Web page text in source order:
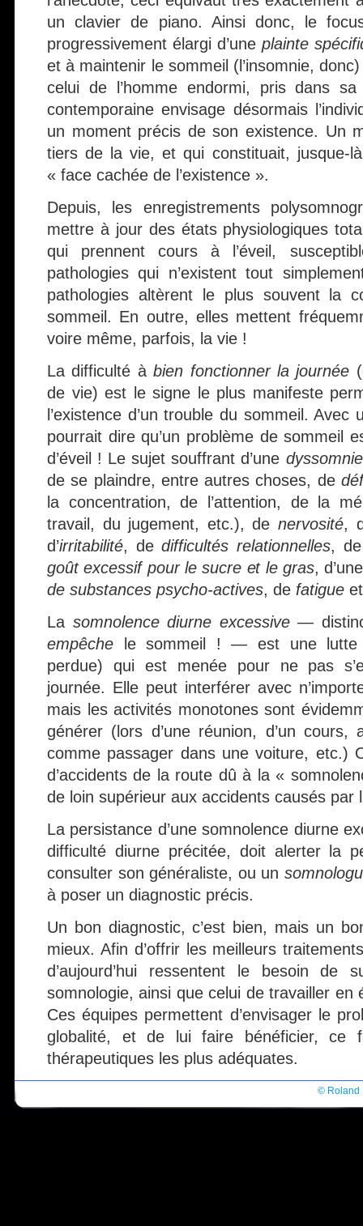
un clavier de piano. Ainsi donc, le
progressivement élargi d’une plainte
et à maintenir le sommeil (l’insomnie,
celui de l’homme endormi, pris dans
contemporaine envisage désormais
un moment précis de son existence. Un
tiers de la vie, et qui constituait, jusque-
« face cachée de l’existence ».
Depuis, les enregistrements
mettre à jour des états physiologiques
qui prennent cours à l’éveil,
pathologies qui n’existent tout
pathologies altèrent le plus souvent la
sommeil. En outre, elles mettent
voire même, parfois, la vie !
La difficulté àbien fonctionner la journée
de vie) est le signe le plus manifeste
l’existence d’un trouble du sommeil.
pourrait dire qu’un problème de sommeil
d’éveil ! Le sujet souffrant d’une dyssomnie
de se plaindre, entre autres choses, de
la concentration, de l’attention, de la
travail, du jugement, etc.), denervosité,
d’irritabilité, dedifficultés relationnelles,
goût excessif pour le sucre et le gras,
de substances psycho-actives, de fatigue
La somnolence diurne excessive—
empêche le sommeil ! — est une lutte
perdue) qui est menée pour ne pas
journée. Elle peut interférer avec
mais les activités monotones sont
générer (lors d’une réunion, d’un
comme passager dans une voiture, etc.)
d’accidents de la route dû à la «
de loin supérieur aux accidents causés par
La persistance d’une somnolence diurne
difficulté diurne précitée, doit alerter la
consulter son généraliste, ou un
à poser un diagnostic précis.
Un bon diagnostic, c’est bien, mais un
mieux. Afin d’offrir les meilleurs
d’aujourd’hui ressentent le besoin de
somnologie, ainsi que celui de travailler en
Ces équipes permettent d’envisager le
globalité, et de lui faire bénéficier, ce
thérapeutiques les plus adéquates.
© Roland